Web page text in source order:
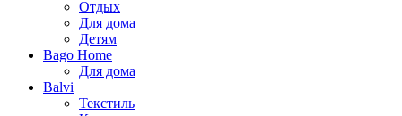
Отдых
Для дома
Детям
Bago Home
Для дома
Balvi
Текстиль